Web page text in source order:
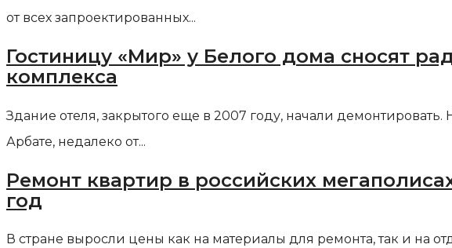
от всех запроектированных...
Гостиницу «Мир» у Белого дома сносят
комплекса
Здание отеля, закрытого еще в 2007 году, начали
Арбате, недалеко от...
Ремонт квартир в российских
год
В стране выросли цены как на материалы для ремонта, так и на